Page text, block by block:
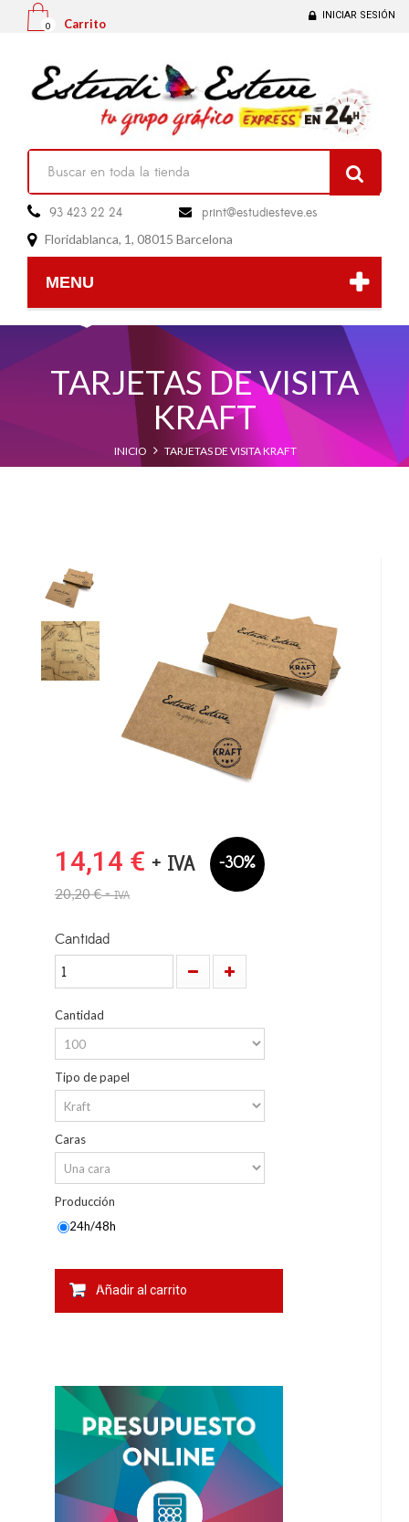
INICIAR SESIÓN
0 Carrito
 93 423 22 24 
print@estudiesteve.es
 Floridablanca, 1, 08015 Barcelona
MENU
TARJETAS DE VISITA
KRAFT
INICIO TARJETAS DE VISITA KRAFT
14,14 € + IVA
20,20 €+ IVA
-30%
Cantidad
Cantidad
Tipo de papel
Caras
Producción
24h/48h
Añadir al carrito